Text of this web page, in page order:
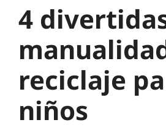
4
reciclaje
niños